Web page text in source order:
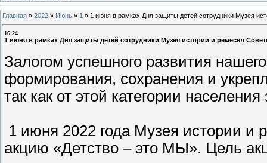
Главная » 2022 » Июнь » 1 » 1 июня в рамках Дня защиты детей сотрудники Музея
16:24
1 июня в рамках Дня защиты детей сотрудники Музея истории и ремесел
Залогом успешного развития
формирования, сохранения и
так как от этой категории
1 июня 2022 года Музея истории и
акцию «Детство – это МЫ». Цель